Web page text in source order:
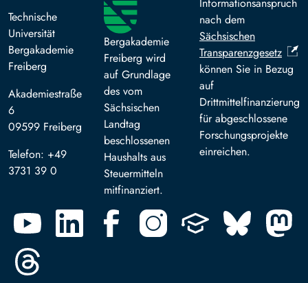
Technische
Universität
Bergakademie
Freiberg
Akademiestraße
6
09599 Freiberg
Telefon: +49
3731 39 0
Bergakademie
Freiberg wird
auf Grundlage
des vom
Sächsischen
Landtag
beschlossenen
Haushalts aus
Steuermitteln
mitfinanziert.
Informationsanspruch
nach dem
Sächsischen
Transparenzgesetz
können Sie in Bezug
auf
Drittmittelfinanzierung
für abgeschlossene
Forschungsprojekte
einreichen.